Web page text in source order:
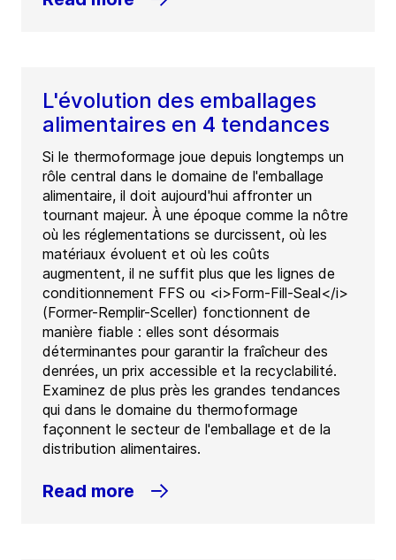
L'évolution des emballages
alimentaires en 4 tendances
Si le thermoformage joue depuis longtemps un
rôle central dans le domaine de l'emballage
alimentaire, il doit aujourd'hui affronter un
tournant majeur. À une époque comme la nôtre
où les réglementations se durcissent, où les
matériaux évoluent et où les coûts
augmentent, il ne suffit plus que les lignes de
conditionnement FFS ou <i>Form-Fill-Seal</i>
(Former-Remplir-Sceller) fonctionnent de
manière fiable : elles sont désormais
déterminantes pour garantir la fraîcheur des
denrées, un prix accessible et la recyclabilité.
Examinez de plus près les grandes tendances
qui dans le domaine du thermoformage
façonnent le secteur de l'emballage et de la
distribution alimentaires.
Read more